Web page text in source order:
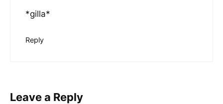
*gilla*
Reply
Leave a Reply